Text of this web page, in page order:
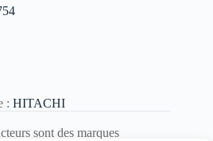
: HITACHI
sont des marques